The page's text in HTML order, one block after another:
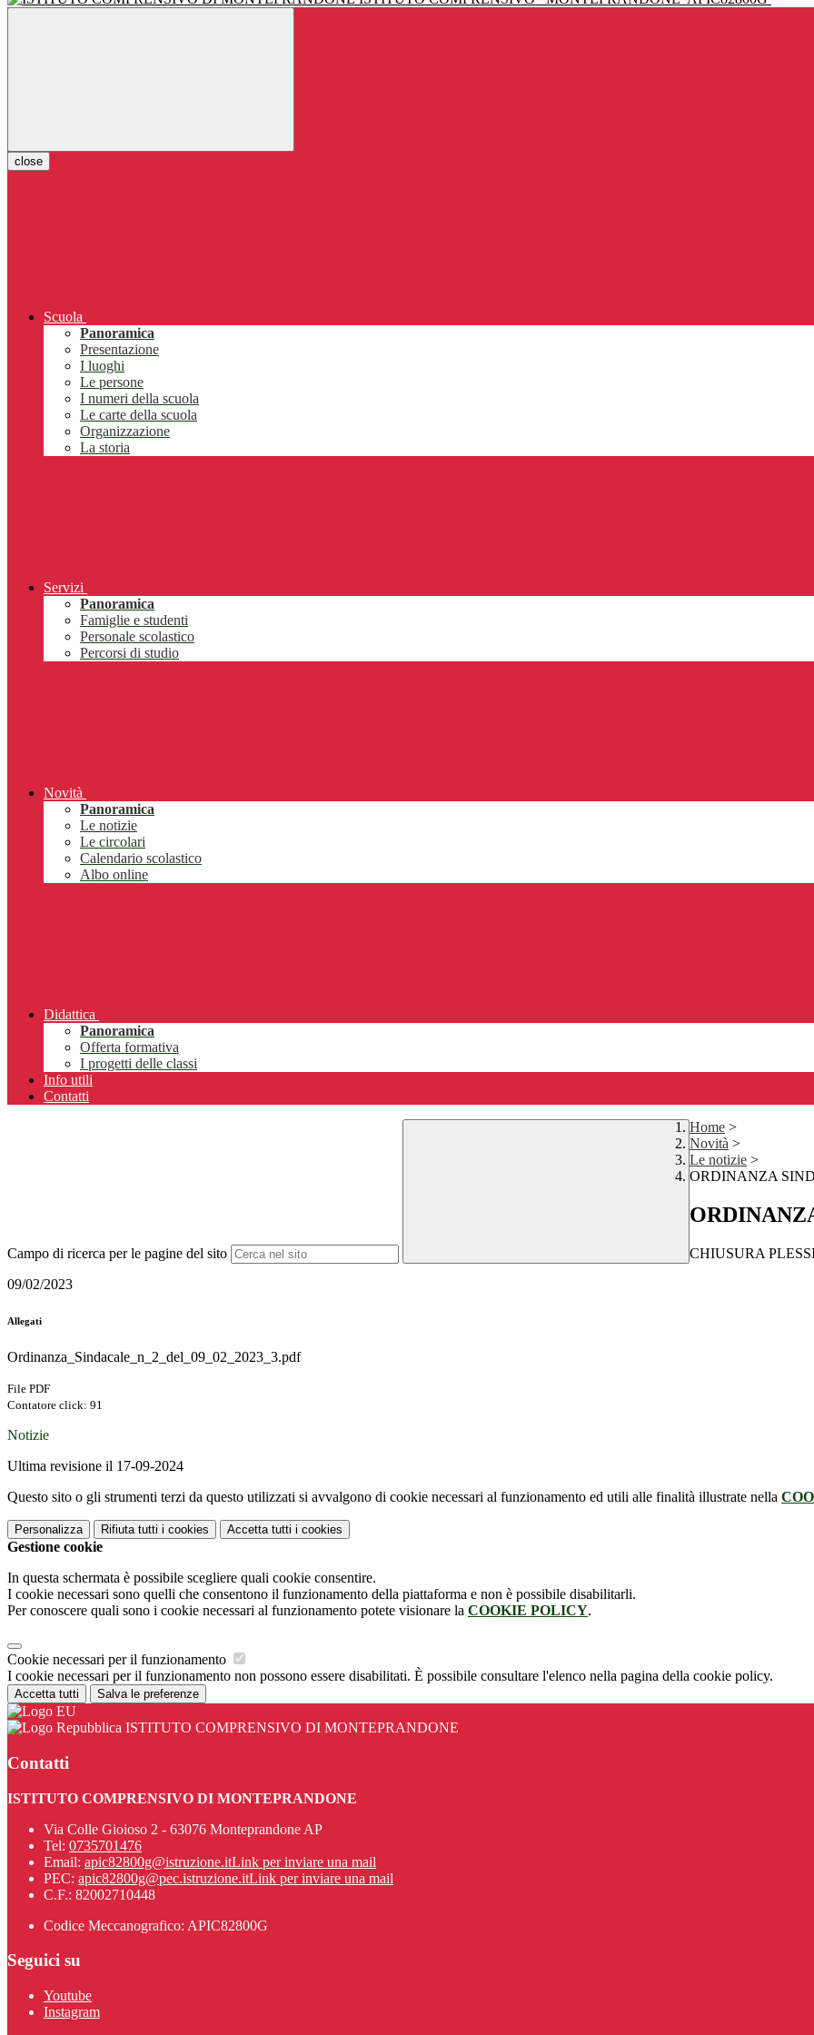
close
Scuola
Panoramica
Presentazione
I luoghi
Le persone
I numeri della scuola
Le carte della scuola
Organizzazione
La storia
Servizi
Panoramica
Famiglie e studenti
Personale scolastico
Percorsi di studio
Novità
Panoramica
Le notizie
Le circolari
Calendario scolastico
Albo online
Didattica
Panoramica
Offerta formativa
I progetti delle classi
Info utili
Contatti
Campo di ricerca per le pagine del sito
Home >
Novità >
Le notizie >
ORDINANZA
CHIUSURA
09/02/2023
Allegati
Ordinanza_Sindacale_n_2_del_09_02_2023_3.pdf
File PDF
Contatore click: 91
Notizie
Ultima revisione il 17-09-2024
Questo sito o gli strumenti terzi da questo utilizzati si avvalgono di cookie necessari al funzionamento ed utili alle finalità illustrate nella
Personalizza Rifiuta tutti i cookies Accetta tutti i cookies
Gestione cookie
In questa schermata è possibile scegliere quali cookie consentire.
I cookie necessari sono quelli che consentono il funzionamento della piattaforma e non è possibile disabilitarli.
Per conoscere quali sono i cookie necessari al funzionamento potete visionare la COOKIE POLICY.
Cookie necessari per il funzionamento
I cookie necessari per il funzionamento non possono essere disabilitati. È possibile consultare l'elenco nella pagina della cookie policy.
Accetta tutti Salva le preferenze
ISTITUTO COMPRENSIVO DI MONTEPRANDONE
Contatti
ISTITUTO COMPRENSIVO DI MONTEPRANDONE
Via Colle Gioioso 2 - 63076 Monteprandone AP
Tel: 0735701476
Email: apic82800g@istruzione.itLink per inviare una mail
PEC: apic82800g@pec.istruzione.itLink per inviare una mail
C.F.: 82002710448
Codice Meccanografico: APIC82800G
Seguici su
Youtube
Instagram